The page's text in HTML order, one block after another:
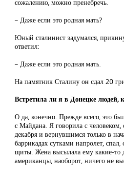
сожалению, можно пренебречь.
– Даже если это родная мать?
Юный сталинист задумался,
ответил:
– Даже если это родная мать.
На памятник Сталину он сдал 20
Встретила ли я в Донецке людей,
О да, конечно. Прежде всего, это
с Майдана. Я говорила с
декабря и вернувшимся только в
баррикадах сутками напролет,
щиты. Жена высылала ему какие-то
американцы, наоборот, ничего не